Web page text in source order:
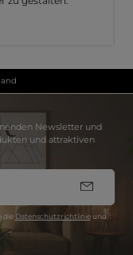
Newsletter und
und attraktiven
die Datenschutzrichtlinieund